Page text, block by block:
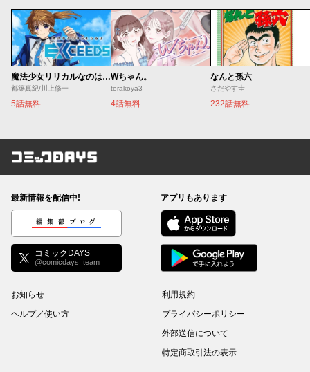
魔法少女リリカルなのは EXCEEDS
都築真紀/川上修一
5話無料
Wちゃん。
terakoya3
4話無料
なんと孫六
さだやす圭
232話無料
コミックDAYS
最新情報を配信中!
編集部ブログ
コミックDAYS
@comicdays_team
アプリもあります
お知らせ
ヘルプ／使い方
利用規約
プライバシーポリシー
外部送信について
特定商取引法の表示